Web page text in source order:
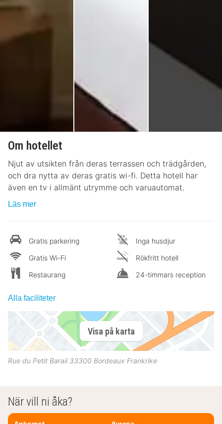
Om hotellet
Njut av utsikten från deras terrassen och trädgården,
och dra nytta av deras gratis wi-fi. Detta hotell har
även en tv i allmänt utrymme och varuautomat.
Läs mer
Gratis parkering
Gratis Wi-Fi
Restaurang
Inga husdjur
Rökfritt hotell
24-timmars reception
Alla faciliteter
Visa på karta
Rue du Petit Barail 33300 Bordeaux Frankrike
När vill ni åka?